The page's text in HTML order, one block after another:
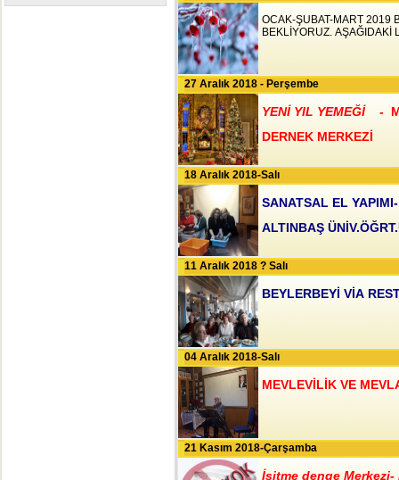
OCAK-ŞUBAT-MART 2019
BEKLİYORUZ. AŞAĞIDAKİ
27 Aralık 2018 - Perşembe
YENİ YIL YEMEĞİ -
DERNEK MERKEZİ
18 Aralık 2018-Salı
SANATSAL EL
ALTINBAŞ
11 Aralık 2018 ? Salı
BEYLERBEYİ VİA
04 Aralık 2018-Salı
MEVLEVİLİK VE
21 Kasım 2018-Çarşamba
İşitme denge